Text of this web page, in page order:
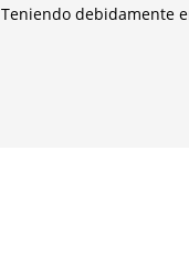
Teniendo debidamente